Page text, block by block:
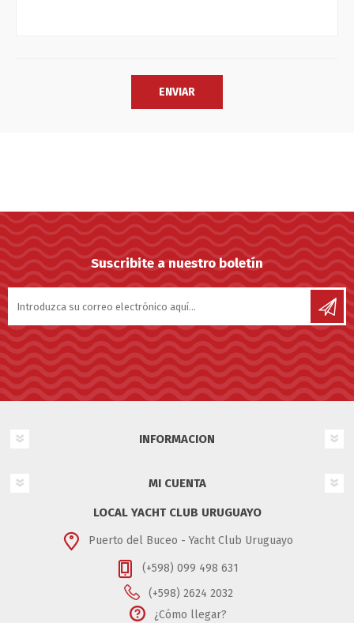
Suscribite a nuestro boletín
INFORMACION
MI CUENTA
LOCAL YACHT CLUB URUGUAYO
Puerto del Buceo - Yacht Club Uruguayo
(+598) 099 498 631
(+598) 2624 2032
¿Cómo llegar?